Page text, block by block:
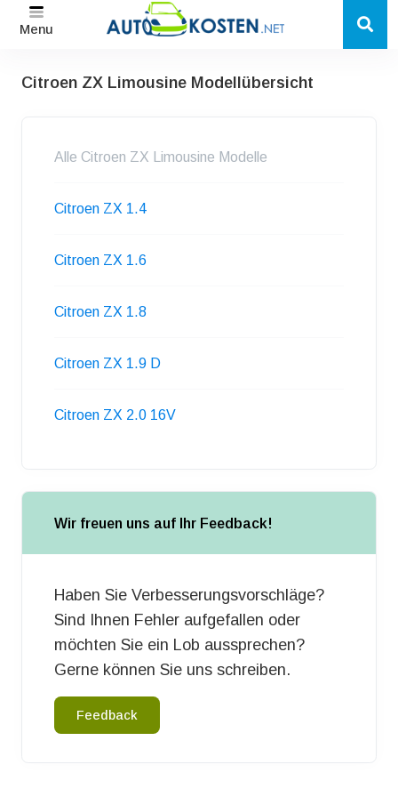
Menu
Citroen ZX Limousine Modellübersicht
Alle Citroen ZX Limousine Modelle
Citroen ZX 1.4
Citroen ZX 1.6
Citroen ZX 1.8
Citroen ZX 1.9 D
Citroen ZX 2.0 16V
Wir freuen uns auf Ihr Feedback!
Haben Sie Verbesserungsvorschläge?
Sind Ihnen Fehler aufgefallen oder
möchten Sie ein Lob aussprechen?
Gerne können Sie uns schreiben.
Feedback